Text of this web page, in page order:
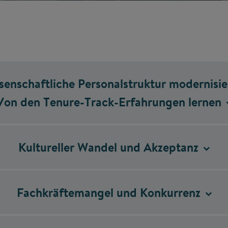
Personalstruktur
den Tenure-Track-Erfahrungen lernen
Kultureller Wandel und Akzeptanz
Fachkräftemangel und Konkurrenz